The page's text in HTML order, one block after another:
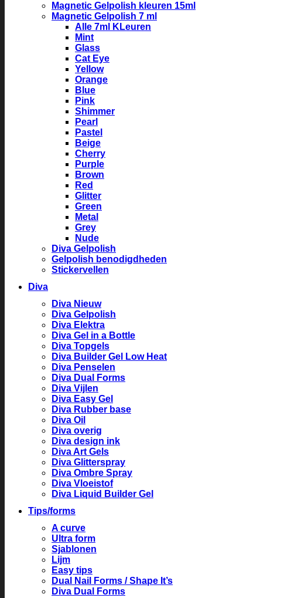
Magnetic Gelpolish kleuren 15ml
Magnetic Gelpolish 7 ml
Alle 7ml KLeuren
Mint
Glass
Cat Eye
Yellow
Orange
Blue
Pink
Shimmer
Pearl
Pastel
Beige
Cherry
Purple
Brown
Red
Glitter
Green
Metal
Grey
Nude
Diva Gelpolish
Gelpolish benodigdheden
Stickervellen
Diva
Diva Nieuw
Diva Gelpolish
Diva Elektra
Diva Gel in a Bottle
Diva Topgels
Diva Builder Gel Low Heat
Diva Penselen
Diva Dual Forms
Diva Vijlen
Diva Easy Gel
Diva Rubber base
Diva Oil
Diva overig
Diva design ink
Diva Art Gels
Diva Glitterspray
Diva Ombre Spray
Diva Vloeistof
Diva Liquid Builder Gel
Tips/forms
A curve
Ultra form
Sjablonen
Lijm
Easy tips
Dual Nail Forms / Shape It’s
Diva Dual Forms